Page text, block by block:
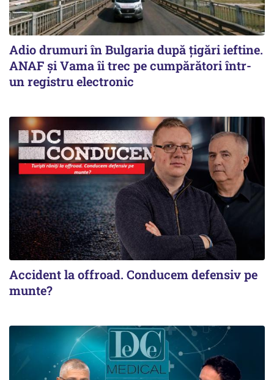
Adio drumuri în Bulgaria după țigări ieftine.
ANAF și Vama îi trec pe cumpărători într-
un registru electronic
Accident la offroad. Conducem defensiv pe
munte?